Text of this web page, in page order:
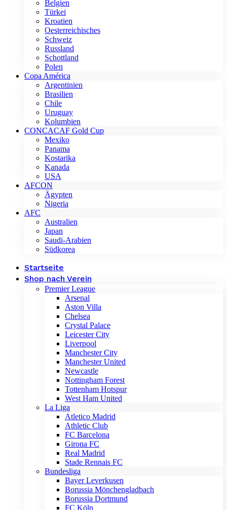
Belgien
Türkei
Kroatien
Oesterreichisches
Schweiz
Russland
Schottland
Polen
Copa América
Argentinien
Brasilien
Chile
Uruguay
Kolumbien
CONCACAF Gold Cup
Mexiko
Panama
Kostarika
Kanada
USA
AFCON
Ägypten
Nigeria
AFC
Australien
Japan
Saudi-Arabien
Südkorea
Startseite
Shop nach Verein
Premier League
Arsenal
Aston Villa
Chelsea
Crystal Palace
Leicester City
Liverpool
Manchester City
Manchester United
Newcastle
Nottingham Forest
Tottenham Hotspur
West Ham United
La Liga
Atletico Madrid
Athletic Club
FC Barcelona
Girona FC
Real Madrid
Stade Rennais FC
Bundesliga
Bayer Leverkusen
Borussia Mönchengladbach
Borussia Dortmund
FC Köln